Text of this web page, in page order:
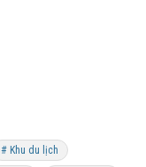
# Khu du lịch